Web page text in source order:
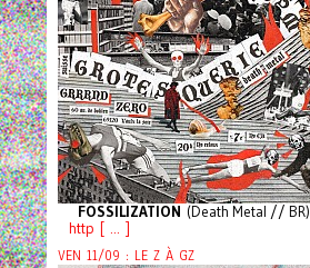
FOSSILIZATION (Death Metal // BR)
http [ ... ]
VEN 11/09 : LE Z À GZ